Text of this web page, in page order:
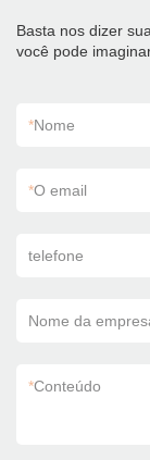
Basta nos dizer
você pode
*Nome
*O email
telefone
Nome da
*Conteúdo